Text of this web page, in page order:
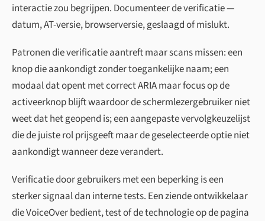
interactie zou begrijpen. Documenteer de verificatie —
datum, AT-versie, browserversie, geslaagd of mislukt.
Patronen die verificatie aantreft maar scans missen: een
knop die aankondigt zonder toegankelijke naam; een
modaal dat opent met correct ARIA maar focus op de
activeerknop blijft waardoor de schermlezergebruiker niet
weet dat het geopend is; een aangepaste vervolgkeuzelijst
die de juiste rol prijsgeeft maar de geselecteerde optie niet
aankondigt wanneer deze verandert.
Verificatie door gebruikers met een beperking is een
sterker signaal dan interne tests. Een ziende ontwikkelaar
die VoiceOver bedient, test of de technologie op de pagina